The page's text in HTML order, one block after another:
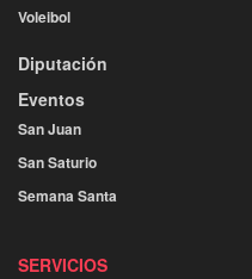
Voleibol
Diputación
Eventos
San Juan
San Saturio
Semana Santa
SERVICIOS